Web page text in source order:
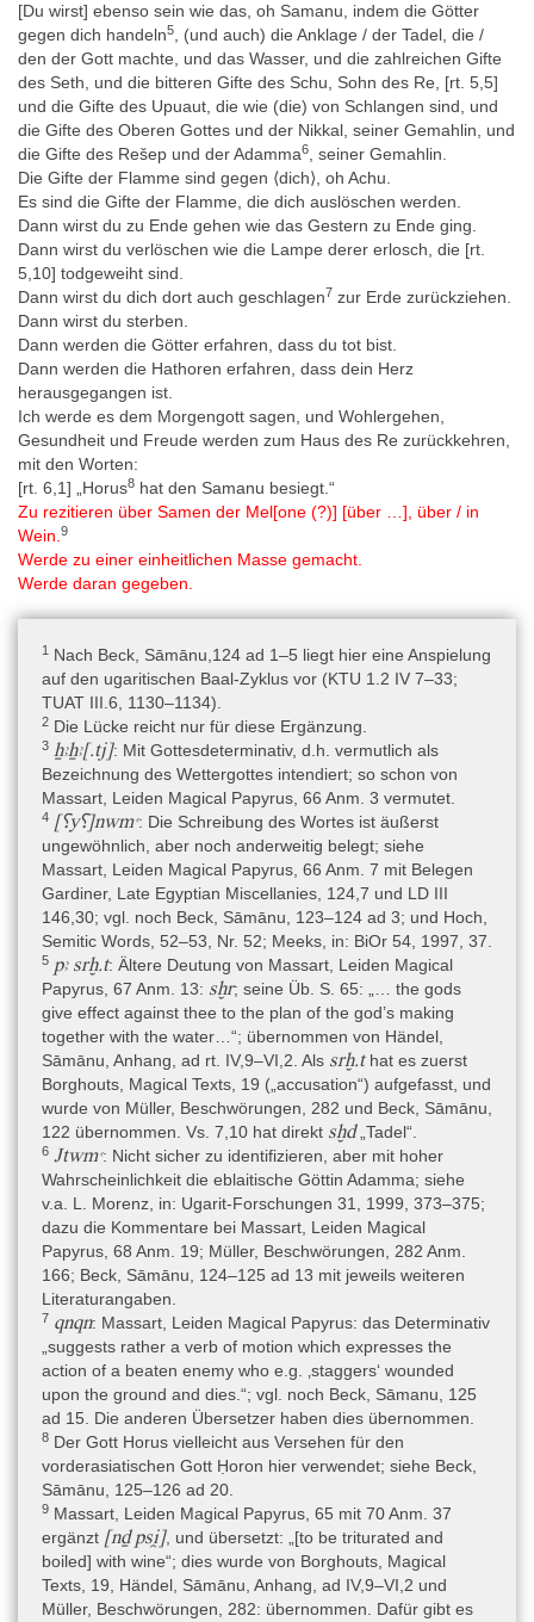
Oudheden te Leiden 72, 1992, 7–14.
- Raven 2012: M. J. Raven, Egyptian Magic. The Quest for
Thoth’s Book of Secrets (Kairo/New York 2012), 78–83.
- Westendorf 1999: W. Westendorf, Handbuch der altägyptischen
Medizin, Handbuch der Orientalistik I 36,1 (Leiden/Boston/Köln
1999), 66–68.
Eine vollständige Bibliographie finden Sie
hier
Online-Ressourcen
Rijksmuseum van Oudheden, Papyrus Leiden I 343 + I 345 1
Rijksmuseum van Oudheden, Papyrus Leiden I 343 + I 345 2
Rijksmuseum van Oudheden, Papyrus Leiden I 343 + I 345 3
Rijksmuseum van Oudheden, Papyrus Leiden I 343 + I 345 4
Rijksmuseum van Oudheden, Papyrus Leiden I 343 + I 345 5
Rijksmuseum van Oudheden, Papyrus Leiden I 343 + I 345 6
Rijksmuseum van Oudheden, Papyrus Leiden I 343 + I 345 7
Rijksmuseum van Oudheden, Papyrus Leiden I 343 + I 345 8
Autoren
[Du wirst] ebenso sein wie das, oh Samanu, indem die Götter
gegen dich handeln5
, (und auch) die Anklage / der Tadel, die /
den der Gott machte, und das Wasser, und die zahlreichen Gifte
des Seth, und die bitteren Gifte des Schu, Sohn des Re, [rt. 5,5]
und die Gifte des Upuaut, die wie (die) von Schlangen sind, und
die Gifte des Oberen Gottes und der Nikkal, seiner Gemahlin, und
die Gifte des Rešep und der Adamma6
, seiner Gemahlin.
Die Gifte der Flamme sind gegen ⟨dich⟩, oh Achu.
Es sind die Gifte der Flamme, die dich auslöschen werden.
Dann wirst du zu Ende gehen wie das Gestern zu Ende ging.
Dann wirst du verlöschen wie die Lampe derer erlosch, die [rt.
5,10] todgeweiht sind.
Dann wirst du dich dort auch geschlagen7 zur Erde zurückziehen.
Dann wirst du sterben.
Dann werden die Götter erfahren, dass du tot bist.
Dann werden die Hathoren erfahren, dass dein Herz
herausgegangen ist.
Ich werde es dem Morgengott sagen, und Wohlergehen,
Gesundheit und Freude werden zum Haus des Re zurückkehren,
mit den Worten:
[rt. 6,1] „Horus8 hat den Samanu besiegt.“
Zu rezitieren über Samen der Mel[one (?)] [über …], über / in
Wein. 9
Werde zu einer einheitlichen Masse gemacht.
Werde daran gegeben.
1 Nach Beck, Sāmānu,124 ad 1–5 liegt hier eine Anspielung
auf den ugaritischen Baal-Zyklus vor (KTU 1.2 IV 7–33;
TUAT III.6, 1130–1134).
2 Die Lücke reicht nur für diese Ergänzung.
3 ẖꜣẖꜣ[.tj]: Mit Gottesdeterminativ, d.h. vermutlich als
Bezeichnung des Wettergottes intendiert; so schon von
Massart, Leiden Magical Papyrus, 66 Anm. 3 vermutet.
4 [⸮y⸮]nwmꜥ: Die Schreibung des Wortes ist äußerst
ungewöhnlich, aber noch anderweitig belegt; siehe
Massart, Leiden Magical Papyrus, 66 Anm. 7 mit Belegen
Gardiner, Late Egyptian Miscellanies, 124,7 und LD III
146,30; vgl. noch Beck, Sāmānu, 123–124 ad 3; und Hoch,
Semitic Words, 52–53, Nr. 52; Meeks, in: BiOr 54, 1997, 37.
5 pꜣ srḫ.t: Ältere Deutung von Massart, Leiden Magical
Papyrus, 67 Anm. 13: sḫr; seine Üb. S. 65: „… the gods
give effect against thee to the plan of the god’s making
together with the water…“; übernommen von Händel,
Sāmānu, Anhang, ad rt. IV,9–VI,2. Als srḫ.that es zuerst
Borghouts, Magical Texts, 19 („accusation“) aufgefasst, und
wurde von Müller, Beschwörungen, 282 und Beck, Sāmānu,
122 übernommen. Vs. 7,10 hat direkt sḫd„Tadel“.
6 Jtwmꜥ: Nicht sicher zu identifizieren, aber mit hoher
Wahrscheinlichkeit die eblaitische Göttin Adamma; siehe
v.a. L. Morenz, in: Ugarit-Forschungen 31, 1999, 373–375;
dazu die Kommentare bei Massart, Leiden Magical
Papyrus, 68 Anm. 19; Müller, Beschwörungen, 282 Anm.
166; Beck, Sāmānu, 124–125 ad 13 mit jeweils weiteren
Literaturangaben.
7 qnqn: Massart, Leiden Magical Papyrus: das Determinativ
„suggests rather a verb of motion which expresses the
action of a beaten enemy who e.g. ‚staggers‘ wounded
upon the ground and dies.“; vgl. noch Beck, Sāmanu, 125
ad 15. Die anderen Übersetzer haben dies übernommen.
8 Der Gott Horus vielleicht aus Versehen für den
vorderasiatischen Gott Ḥoron hier verwendet; siehe Beck,
Sāmānu, 125–126 ad 20.
9 Massart, Leiden Magical Papyrus, 65 mit 70 Anm. 37
ergänzt [nḏ psi̯], und übersetzt: „[to be triturated and
boiled] with wine“; dies wurde von Borghouts, Magical
Texts, 19, Händel, Sāmānu, Anhang, ad IV,9–VI,2 und
Müller, Beschwörungen, 282: übernommen. Dafür gibt es